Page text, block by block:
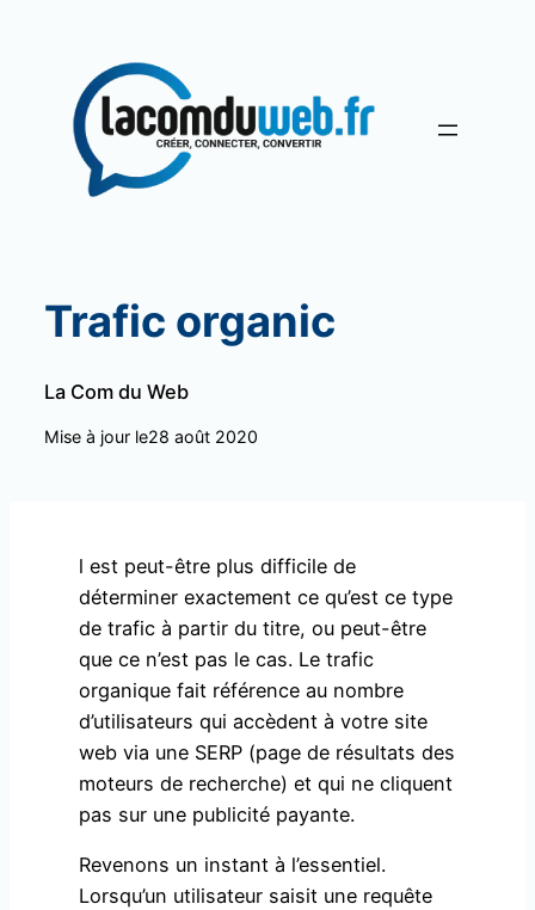
contenu
Trafic organic
La Com du Web
Mise à jour le28 août 2020
l est peut-être plus difficile de
déterminer exactement ce qu’est ce type
de trafic à partir du titre, ou peut-être
que ce n’est pas le cas. Le trafic
organique fait référence au nombre
d’utilisateurs qui accèdent à votre site
web via une SERP (page de résultats des
moteurs de recherche) et qui ne cliquent
pas sur une publicité payante.
Revenons un instant à l’essentiel.
Lorsqu’un utilisateur saisit une requête